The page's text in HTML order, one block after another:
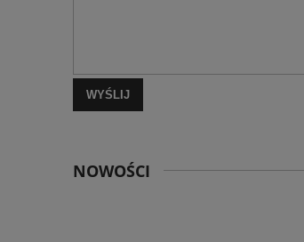
WYŚLIJ
NOWOŚCI